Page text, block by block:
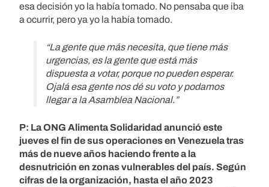
esa decisión yo la había tomado. No pensaba que iba
a ocurrir, pero ya yo la había tomado.
“La gente que más necesita, que tiene más
urgencias, es la gente que está más
dispuesta a votar, porque no pueden esperar.
Ojalá esa gente nos dé su voto y podamos
llegar a la Asamblea Nacional.”
P: La ONG Alimenta Solidaridad anunció este
jueves el fin de sus operaciones en Venezuela tras
más de nueve años haciendo frente a la
desnutrición en zonas vulnerables del país. Según
cifras de la organización, hasta el año 2023